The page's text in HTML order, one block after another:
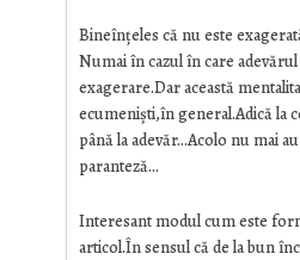
Bineînțeles că nu este
Numai în cazul în care
exagerare.Dar această
ecumeniști,în general.Adică la
până la adevăr…Acolo nu mai
paranteză…
Interesant modul cum este
articol.În sensul că de la bun